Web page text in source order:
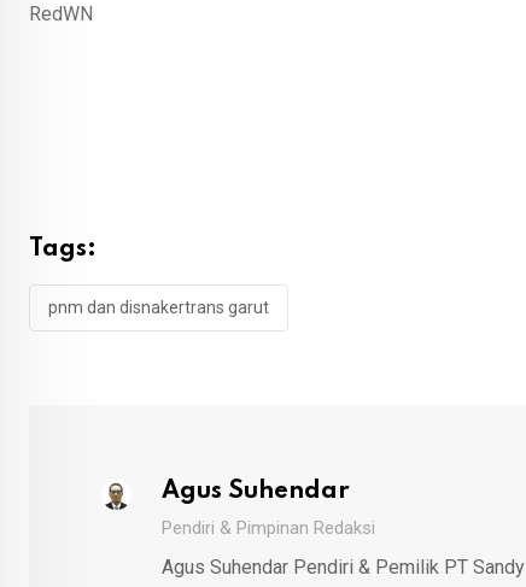
RedWN
Tags:
pnm dan disnakertrans garut
Agus Suhendar
Pendiri & Pimpinan Redaksi
Agus Suhendar Pendiri & Pemilik PT